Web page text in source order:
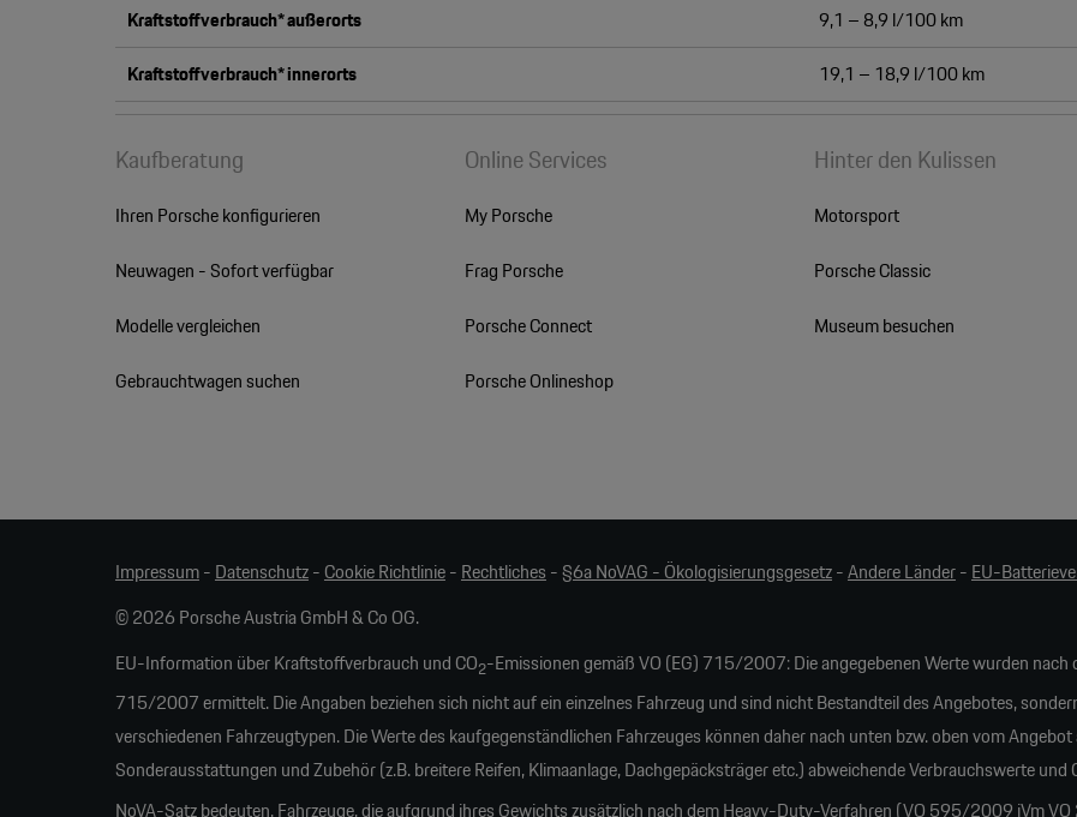
Kraftstoffverbrauch* außerorts
9,1 – 8,9 l/100 km
Kraftstoffverbrauch* innerorts
19,1 – 18,9 l/100 km
Kaufberatung
Ihren Porsche konfigurieren
Neuwagen - Sofort verfügbar
Modelle vergleichen
Gebrauchtwagen suchen
Online Services
My Porsche
Frag Porsche
Porsche Connect
Porsche Onlineshop
Hinter den Kulissen
Motorsport
Porsche Classic
Museum besuchen
Impressum-Datenschutz-Cookie Richtlinie-Rechtliches-§6a NoVAG - Ökologisierungsgesetz-Andere Länder-EU-
© 2026 Porsche Austria GmbH & Co OG.
EU-Information über Kraftstoffverbrauch und CO2-Emissionen gemäß VO (EG) 715/2007: Die angegebenen Werte wurden nach
715/2007 ermittelt. Die Angaben beziehen sich nicht auf ein einzelnes Fahrzeug und sind nicht Bestandteil des Angebotes,
verschiedenen Fahrzeugtypen. Die Werte des kaufgegenständlichen Fahrzeuges können daher nach unten bzw. oben vom
Sonderausstattungen und Zubehör (z.B. breitere Reifen, Klimaanlage, Dachgepäcksträger etc.) abweichende Verbrauchswerte und
NoVA-Satz bedeuten. Fahrzeuge, die aufgrund ihres Gewichts zusätzlich nach dem Heavy-Duty-Verfahren (VO 595/2009 iVm